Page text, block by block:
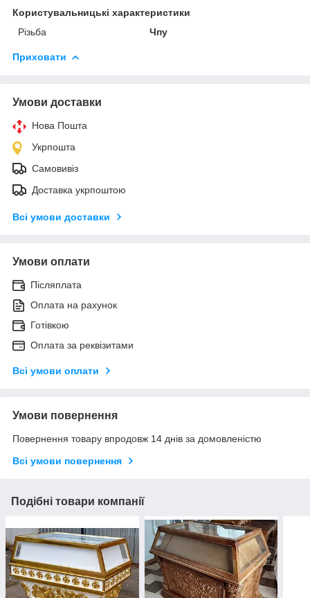
Користувальницькі характеристики
Різьба
Чпу
Приховати
Умови доставки
Нова Пошта
Укрпошта
Самовивіз
Доставка укрпоштою
Всі умови доставки
Умови оплати
Післяплата
Оплата на рахунок
Готівкою
Оплата за реквізитами
Всі умови оплати
Умови повернення
Повернення товару впродовж 14 днів за домовленістю
Всі умови повернення
Подібні товари компанії